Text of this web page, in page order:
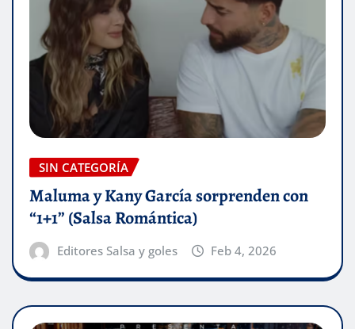
SIN CATEGORÍA
Maluma y Kany García sorprenden con
“1+1” (Salsa Romántica)
Editores Salsa y goles Feb 4, 2026